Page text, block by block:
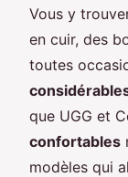
Vous y
en cuir, des
toutes
que UGG et
confortables
modèles qui